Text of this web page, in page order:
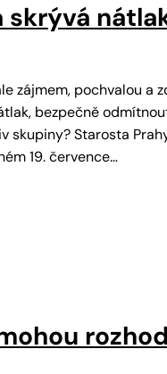
skrývá
zájmem, pochvalou a
bezpečně
skupiny? Starosta
19. července…